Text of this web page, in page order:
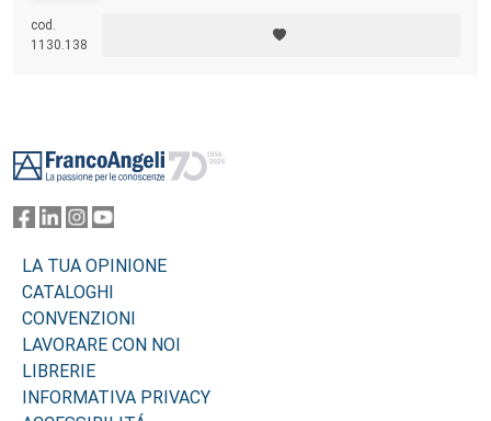
cod.
1130.138
LA TUA OPINIONE
CATALOGHI
CONVENZIONI
LAVORARE CON NOI
LIBRERIE
INFORMATIVA PRIVACY